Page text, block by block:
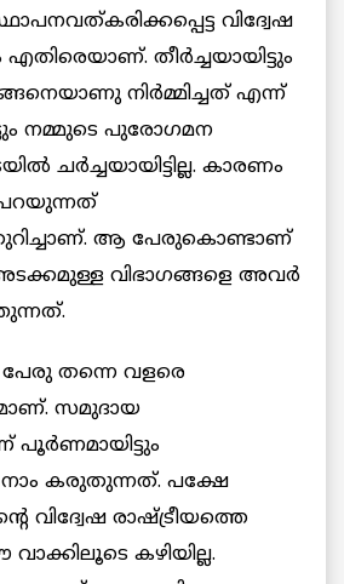
വിദ്വേഷ
എതിരെയാണ്. തീർച്ചയായിട്ടും
നിർമ്മിച്ചത് എന്ന്
നമ്മുടെ പുരോഗമന
ചർച്ചയായിട്ടില്ല. കാരണം
ആ പേരുകൊണ്ടാണ്
വിഭാഗങ്ങളെ അവർ
തന്നെ വളരെ
സമുദായ
കരുതുന്നത്. പക്ഷേ
വിദ്വേഷ രാഷ്ട്രീയത്തെ
കഴിയില്ല.